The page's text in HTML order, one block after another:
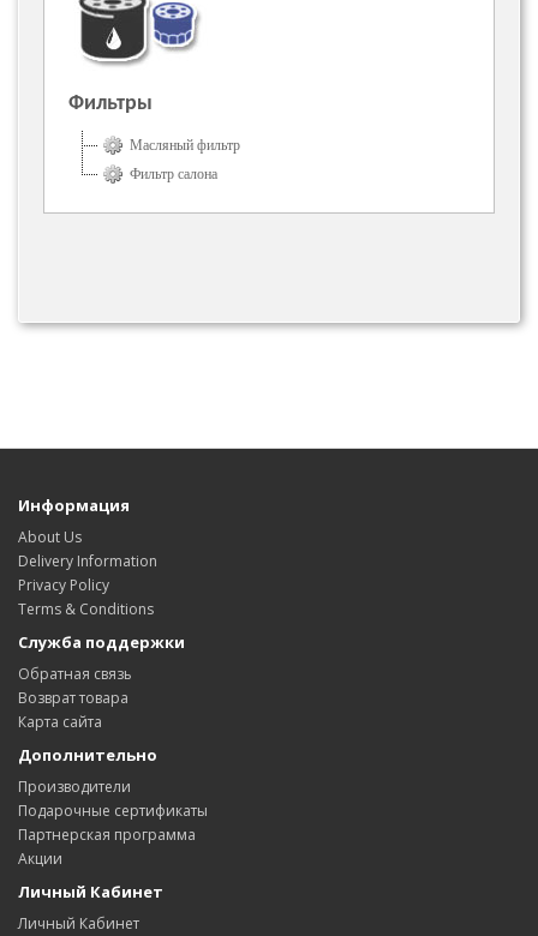
Фильтры
Масляный фильтр
Фильтр салона
Информация
About Us
Delivery Information
Privacy Policy
Terms & Conditions
Служба поддержки
Обратная связь
Возврат товара
Карта сайта
Дополнительно
Производители
Подарочные сертификаты
Партнерская программа
Акции
Личный Кабинет
Личный Кабинет